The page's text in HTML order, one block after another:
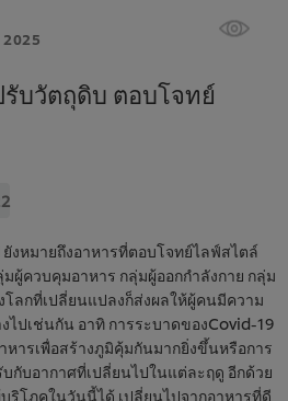
2025
บวัตถุดิบ ตอบโจทย์
งหมายถึงอาหารที่ตอบโจทย์ไลฟ์สไตล์
ผู้ควบคุมอาหาร กลุ่มผู้ออกกําลังกาย กลุ่ม
ลกที่เปลี่ยนแปลงก็ส่งผลให้ผู้คนมีความ
ไปเช่นกัน อาทิ การระบาดของCovid-19
หารเพื่อสร้างภูมิคุ้มกันมากยิ่งขึ้นหรือการ
กับอากาศที่เปลี่ยนไปในแต่ละฤดู อีกด้วย
ริโภคในวันนี้ได้ เปลี่ยนไปจากอาหารที่ดี